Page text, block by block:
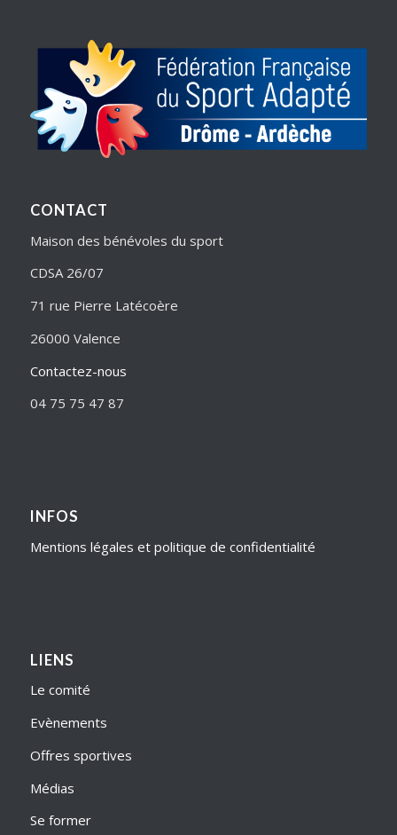
CONTACT
Maison des bénévoles du sport
CDSA 26/07
71 rue Pierre Latécoère
26000 Valence
Contactez-nous
04 75 75 47 87
INFOS
Mentions légales et politique de confidentialité
LIENS
Le comité
Evènements
Offres sportives
Médias
Se former